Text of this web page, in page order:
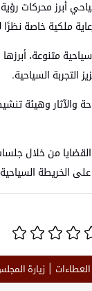
أبرز محركات
ملكية خاصة
سياحية متنوعة،
التجربة السياحية.
والآثار وهيئة
من خلال
الخريطة السياحية
العطاءات زيارة